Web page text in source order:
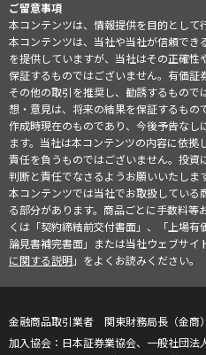
ご留意事項
本コンテンツは、情報提供を目的として
本コンテンツは、当社や当社が信頼でき
を提供していますが、当社はその正確
保証するものではございません。有価証
その他の取引を推奨し、勧誘するもの
想・意見は、将来の結果を保証するもの
作成時現在のものであり、今後予告な
ます。当社は本コンテンツの内容に依
責任を負うものではございません。投資
判断と責任でなさるようお願いいたします
本コンテンツでは当社でお取扱してい
る部分があります。商品ごとに手数料等
くは「契約締結前交付書面」、「上場
論見書補完書面」または当社ウェブサイ
に関する説明」をよくお読みください。
金融商品取引業者 関東財務局長（金商
日本証券業協会、一般社団法